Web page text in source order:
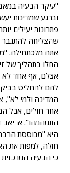
"עיקר הבעיה
וברגע שמדינות
פתרונות יעילים
שהצליחה להתגבר
אתה מלכתחילה.
החלו בתהליך של
אצלם, אף אחד לא
להם להחליט
המדינה ולמי לא",
אחר חולים, אבל
התמהמהו". אריאב
היא "מבוססת
חולה, למפות את
כי הבעיה